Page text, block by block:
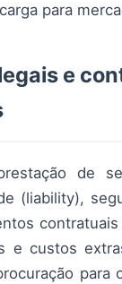
para
e
de
(liability),
e custos
para